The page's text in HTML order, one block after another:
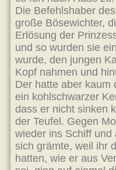
Die Befehlshaber
große Bösewichter,
Erlösung der
und so wurden sie
wurde, den jungen
Kopf nahmen und
Der hatte aber kaum
ein kohlschwarzer
dass er nicht sinken
der Teufel. Gegen
wieder ins Schiff und
sich grämte, weil ihr
hatten, wie er aus